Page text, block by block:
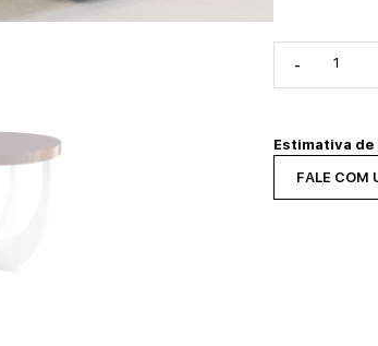
-
Estimativa de
FALE COM